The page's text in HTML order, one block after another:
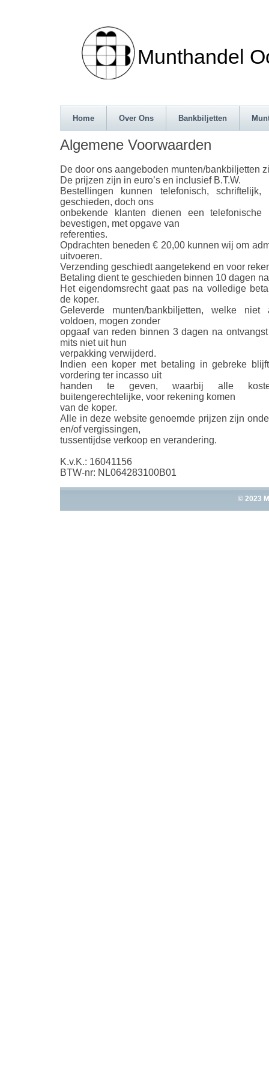
Munthandel
Home Over Ons Bankbiljetten
Algemene Voorwaarden
De door ons aangeboden munten/bankbiljetten
De prijzen zijn in euro’s en inclusief B.T.W.
Bestellingen kunnen telefonisch,
geschieden, doch ons
onbekende klanten dienen een telefonische
bevestigen, met opgave van
referenties.
Opdrachten beneden € 20,00 kunnen wij om
uitvoeren.
Verzending geschiedt aangetekend en voor
Betaling dient te geschieden binnen 10 dagen
Het eigendomsrecht gaat pas na volledige
de koper.
Geleverde munten/bankbiljetten, welke
voldoen, mogen zonder
opgaaf van reden binnen 3 dagen na
mits niet uit hun
verpakking verwijderd.
Indien een koper met betaling in gebreke
vordering ter incasso uit
handen te geven, waarbij alle
buitengerechtelijke, voor rekening komen
van de koper.
Alle in deze website genoemde prijzen zijn
en/of vergissingen,
tussentijdse verkoop en verandering.
K.v.K.: 16041156
BTW-nr: NL064283100B01
© 2023